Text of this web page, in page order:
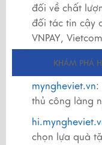
đối về chất
đối tác tin cậy
VNPAY,
KHÁM PHÁ
myngheviet.vn:
thủ công làng
chọn lựa quà